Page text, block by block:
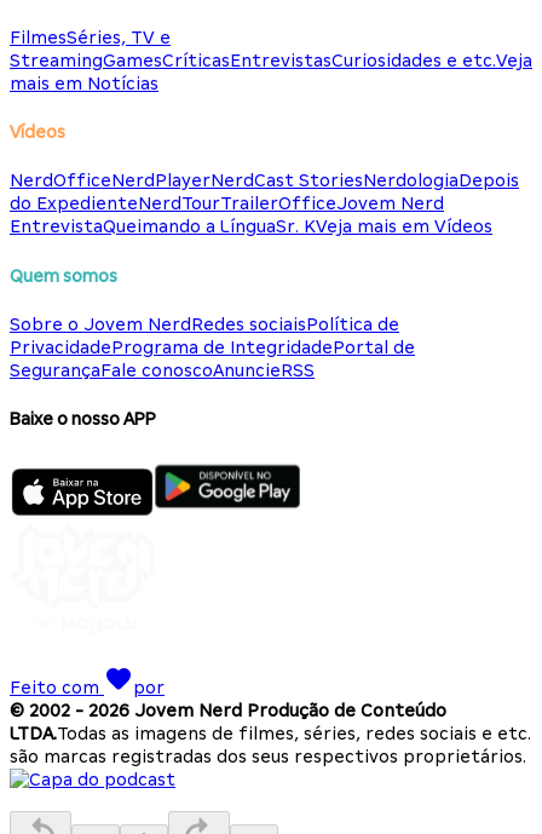
FilmesSéries, TV e
StreamingGamesCríticasEntrevistasCuriosidades e etc.Veja
mais em Notícias
Vídeos
NerdOfficeNerdPlayerNerdCast StoriesNerdologiaDepois
do ExpedienteNerdTourTrailerOfficeJovem Nerd
EntrevistaQueimando a LínguaSr. KVeja mais em Vídeos
Quem somos
Sobre o Jovem NerdRedes sociaisPolítica de
PrivacidadePrograma de IntegridadePortal de
SegurançaFale conoscoAnuncieRSS
Baixe o nosso APP
Feito com
por
© 2002 - 2026 Jovem Nerd Produção de Conteúdo
LTDA.Todas as imagens de filmes, séries, redes sociais e etc.
são marcas registradas dos seus respectivos proprietários.